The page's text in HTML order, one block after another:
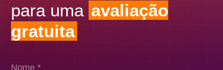
para uma avaliação
gratuita